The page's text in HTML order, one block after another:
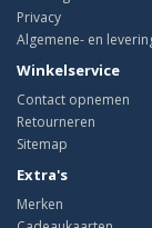
Privacy
Algemene- en
Winkelservice
Contact opnemen
Retourneren
Sitemap
Extra's
Merken